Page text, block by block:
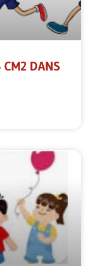
CM2 DANS